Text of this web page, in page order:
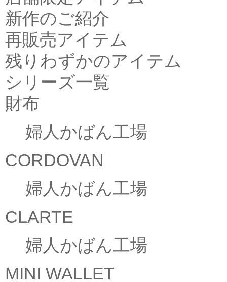
新作のご紹介
再販売アイテム
残りわずかのアイテム
シリーズ一覧
財布
婦人かばん工場
CORDOVAN
婦人かばん工場
CLARTE
婦人かばん工場
MINI WALLET